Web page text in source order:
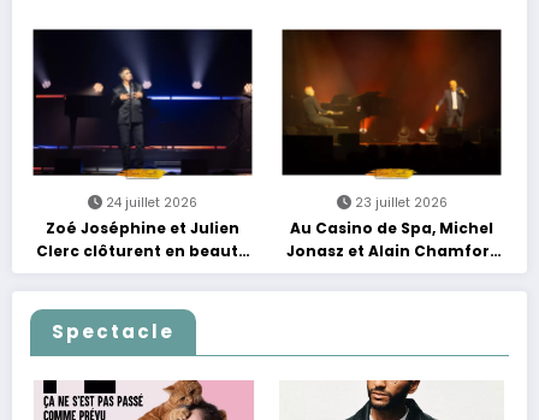
grands moments de scène
24 juillet 2026
Zoé Joséphine et Julien
Clerc clôturent en beauté
Les Nuits Francofolies au
Casino
23 juillet 2026
Au Casino de Spa, Michel
Jonasz et Alain Chamfort
célèbrent le temps qui
passe… sans jamais céder
Spectacle